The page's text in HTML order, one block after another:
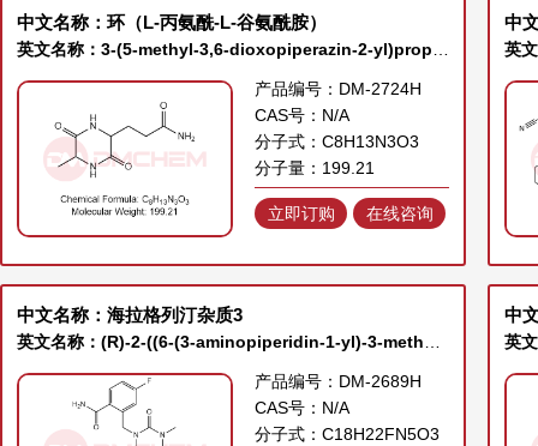
中文名称：环（L-丙氨酰-L-谷氨酰胺）
英文名称：3-(5-methyl-3,6-dioxopiperazin-2-yl)propanamide
产品编号：DM-2724H
CAS号：N/A
分子式：C8H13N3O3
分子量：199.21
立即订购 在线咨询
中
中文名称：海拉格列汀杂质3
英文名称：(R)-2-((6-(3-aminopiperidin-1-yl)-3-methyl-2,4-dioxo-3,4-dihydropyrimidin-1(2H)-yl)methyl)-4-fluorobenzamide
产品编号：DM-2689H
CAS号：N/A
分子式：C18H22FN5O3
中